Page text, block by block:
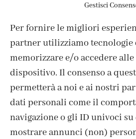
Gestisci
Per fornire le migliori
partner utilizziamo tecnologie
memorizzare e/o accedere
dispositivo. Il consenso a
permetterà a noi e ai nostri
dati personali come il
navigazione o gli ID univoci su
mostrare annunci (non)
ISCRIVITI ALLA